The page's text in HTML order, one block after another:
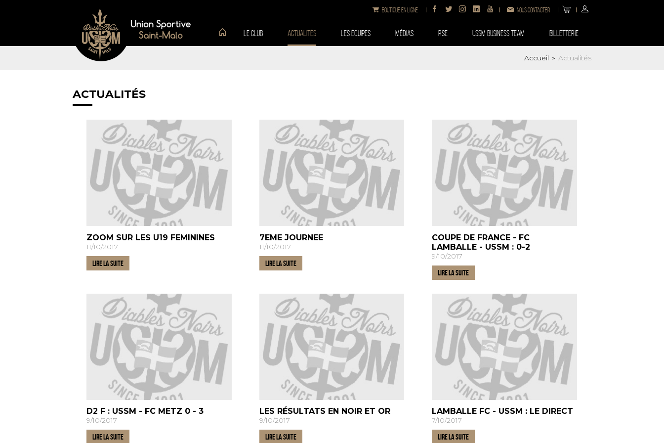
Boutique en ligne Nous contacter
Le club Actualités Les équipes Médias RSE USSM BUSINESS TEAM Billetterie
Accueil > Actualités
ACTUALITÉS
ZOOM SUR LES U19 FEMININES
11/10/2017
LIRE LA SUITE
7EME JOURNEE
11/10/2017
LIRE LA SUITE
COUPE DE FRANCE - FC
LAMBALLE - USSM : 0-2
9/10/2017
LIRE LA SUITE
D2 F : USSM - FC METZ 0 - 3
9/10/2017
LIRE LA SUITE
LES RÉSULTATS EN NOIR ET OR
9/10/2017
LIRE LA SUITE
LAMBALLE FC - USSM : LE DIRECT
7/10/2017
LIRE LA SUITE